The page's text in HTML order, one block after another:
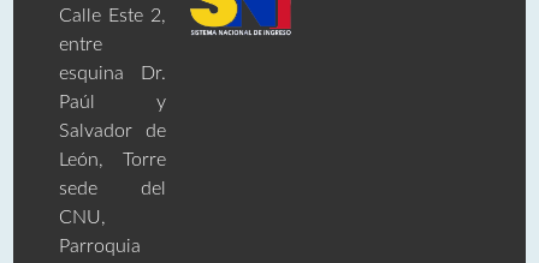
Calle Este 2,
entre
esquina Dr.
Paúl y
Salvador de
León, Torre
sede del
CNU,
Parroquia